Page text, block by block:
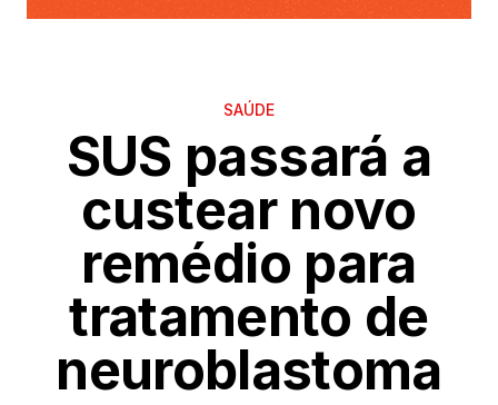
SAÚDE
SUS passará a
custear novo
remédio para
tratamento de
neuroblastoma